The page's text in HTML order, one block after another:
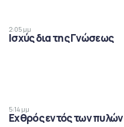
2:05 μμ
Ισχύς δια της Γνώσεως
5:14 μμ
Εχθρός εντός των πυλών